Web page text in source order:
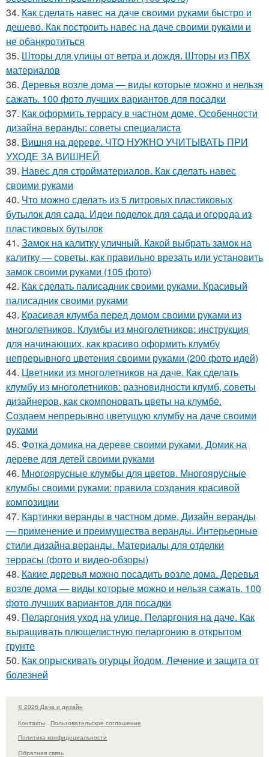
34. Как сделать навес на даче своими руками быстро и
дешево. Как построить навес на даче своими руками и
не обанкротиться
35. Шторы для улицы от ветра и дождя. Шторы из ПВХ
материалов
36. Деревья возле дома — виды которые можно и нельзя
сажать. 100 фото лучших вариантов для посадки
37. Как оформить террасу в частном доме. Особенности
дизайна веранды: советы специалиста
38. Вишня на дереве. ЧТО НУЖНО УЧИТЫВАТЬ ПРИ
УХОДЕ ЗА ВИШНЕЙ
39. Навес для стройматериалов. Как сделать навес
своими руками
40. Что можно сделать из 5 литровых пластиковых
бутылок для сада. Идеи поделок для сада и огорода из
пластиковых бутылок
41. Замок на калитку уличный. Какой выбрать замок на
калитку — советы, как правильно врезать или установить
замок своими руками (105 фото)
42. Как сделать палисадник своими руками. Красивый
палисадник своими руками
43. Красивая клумба перед домом своими руками из
многолетников. Клумбы из многолетников: инструкция
для начинающих, как красиво оформить клумбу
непрерывного цветения своими руками (200 фото идей)
44. Цветники из многолетников на даче. Как сделать
клумбу из многолетников: разновидности клумб, советы
дизайнеров, как скомпоновать цветы на клумбе.
Создаем непрерывно цветущую клумбу на даче своими
руками
45. Фотка домика на дереве своими руками. Домик на
дереве для детей своими руками
46. Многоярусные клумбы для цветов. Многоярусные
клумбы своими руками: правила создания красивой
композиции
47. Картинки веранды в частном доме. Дизайн веранды
— применение и преимущества веранды. Интерьерные
стили дизайна веранды. Материалы для отделки
террасы (фото и видео-обзоры)
48. Какие деревья можно посадить возле дома. Деревья
возле дома — виды которые можно и нельзя сажать. 100
фото лучших вариантов для посадки
49. Пеларгония уход на улице. Пеларгония на даче. Как
выращивать плющелистную пеларгонию в открытом
грунте
50. Как опрыскивать огурцы йодом. Лечение и защита от
болезней
© 2026 Дача и дизайн
Контакты
Пользовательское соглашение
Политика конфидециальности
Обратная связь